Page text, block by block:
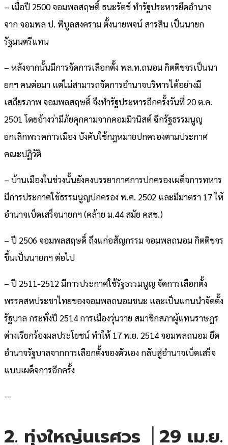
– เมื่อปี 2500 จอมพลสฤษดิ์ ธนะรัตช์ ทำรัฐประหารยึดอำนาจ
จาก จอมพล ป. พิบูลสงคราม ตั้งนายพจน์ สารสิน เป็นนายก
รัฐมนตรีแทน
– หลังจากนั้นมีการจัดการเลือกตั้ง พล.ท.ถนอม กิตติขจรเป็นนา
ยกฯ คนต่อมา แต่ไม่สามารถจัดการอำนาจบริหารได้อย่างมี
เสถียรภาพ จอมพลสฤษดิ์ จึงทำรัฐประหารอีกครั้งวันที่ 20 ต.ค.
2501 โดยอ้างว่ามีภัยคุกคามจากคอมมิวนิสต์ ฉีกรัฐธรรมนูญ
ยกเลิกพรรคการเมือง บังคับใช้กฎหมายปกครองตามประกาศ
คณะปฏิวัติ
– บ้านเมืองในช่วงนั้นยังคงบรรยากาศการปกครองเผด็จการทหาร
มีการประกาศใช้ธรรมนูญปกครอง พ.ศ. 2502 และมีมาตรา 17 ให้
อำนาจเบ็ดเสร็จนายกฯ (คล้าย ม.44 สมัย คสช.)
– ปี 2506 จอมพลสฤษดิ์ ถึงแก่อสัญกรรม จอมพลถนอม กิตติขจร
ขึ้นเป็นนายกฯ ต่อไป
– ปี 2511-2512 มีการประกาศใช้รัฐธรรมนูญ จัดการเลือกตั้ง
พรรคสหประชาไทยของจอมพลถนอมชนะ และเป็นแกนนำจัดตั้ง
รัฐบาล กระทั่งปี 2514 การเมืองวุ่นวาย สมาชิกสภาผู้แทนราษฎร
ต่างเรียกร้องผลประโยชน์ ทำให้ 17 พ.ย. 2514 จอมพลถนอม ยึด
อำนาจรัฐบาลจากการเลือกตั้งของตัวเอง กลับสู่อำนาจเบ็ดเสร็จ
แบบเผด็จการอีกครั้ง
—
2. ทุ่งใหญ่นเรศวร │29 เม.ย.